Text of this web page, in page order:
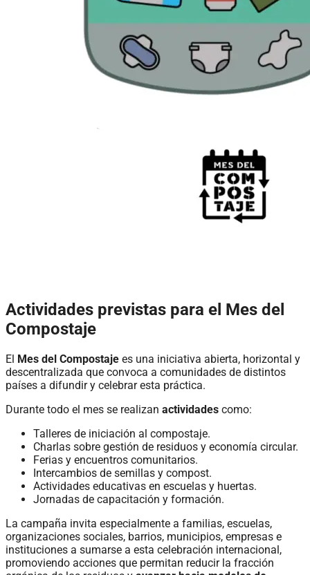
Actividades previstas para el Mes del
Compostaje
El Mes del Compostaje es una iniciativa abierta, horizontal y
descentralizada que convoca a comunidades de distintos
países a difundir y celebrar esta práctica.
Durante todo el mes se realizan actividades como:
Talleres de iniciación al compostaje.
Charlas sobre gestión de residuos y economía circular.
Ferias y encuentros comunitarios.
Intercambios de semillas y compost.
Actividades educativas en escuelas y huertas.
Jornadas de capacitación y formación.
La campaña invita especialmente a familias, escuelas,
organizaciones sociales, barrios, municipios, empresas e
instituciones a sumarse a esta celebración internacional,
promoviendo acciones que permitan reducir la fracción